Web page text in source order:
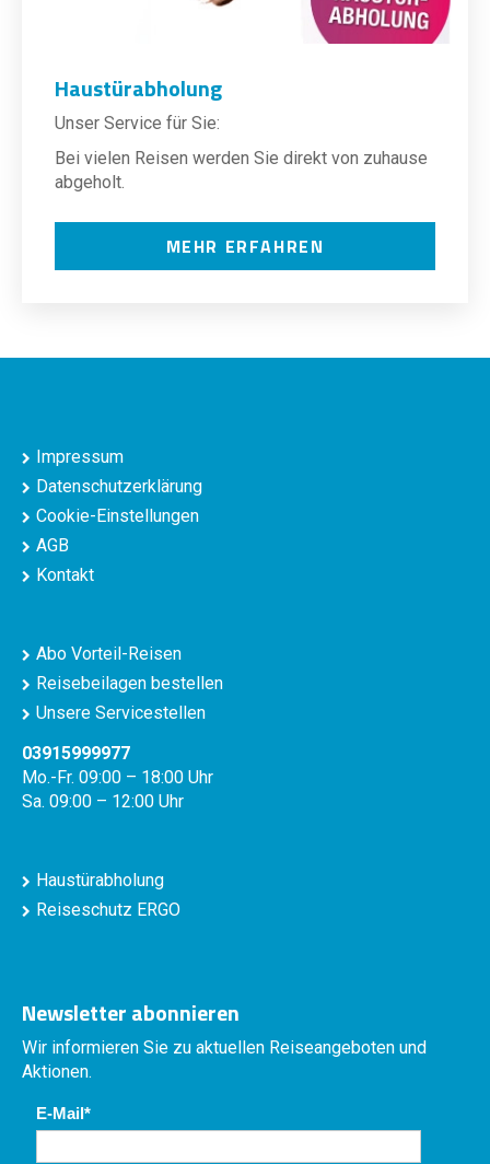
Haustürabholung
Unser Service für Sie:
Bei vielen Reisen werden Sie direkt von zuhause
abgeholt.
MEHR ERFAHREN
Impressum
Datenschutzerklärung
Cookie-Einstellungen
AGB
Kontakt
Abo Vorteil-Reisen
Reisebeilagen bestellen
Unsere Servicestellen
03915999977
Mo.-Fr. 09:00 – 18:00 Uhr
Sa. 09:00 – 12:00 Uhr
Haustürabholung
Reiseschutz ERGO
Newsletter abonnieren
Wir informieren Sie zu aktuellen Reiseangeboten und
Aktionen.
E-Mail